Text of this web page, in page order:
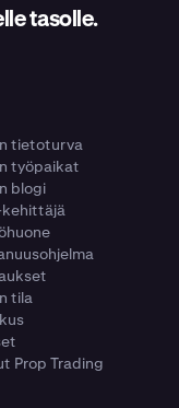
tasolle.
tietoturva
työpaikat
blogi
tila
Prop Trading